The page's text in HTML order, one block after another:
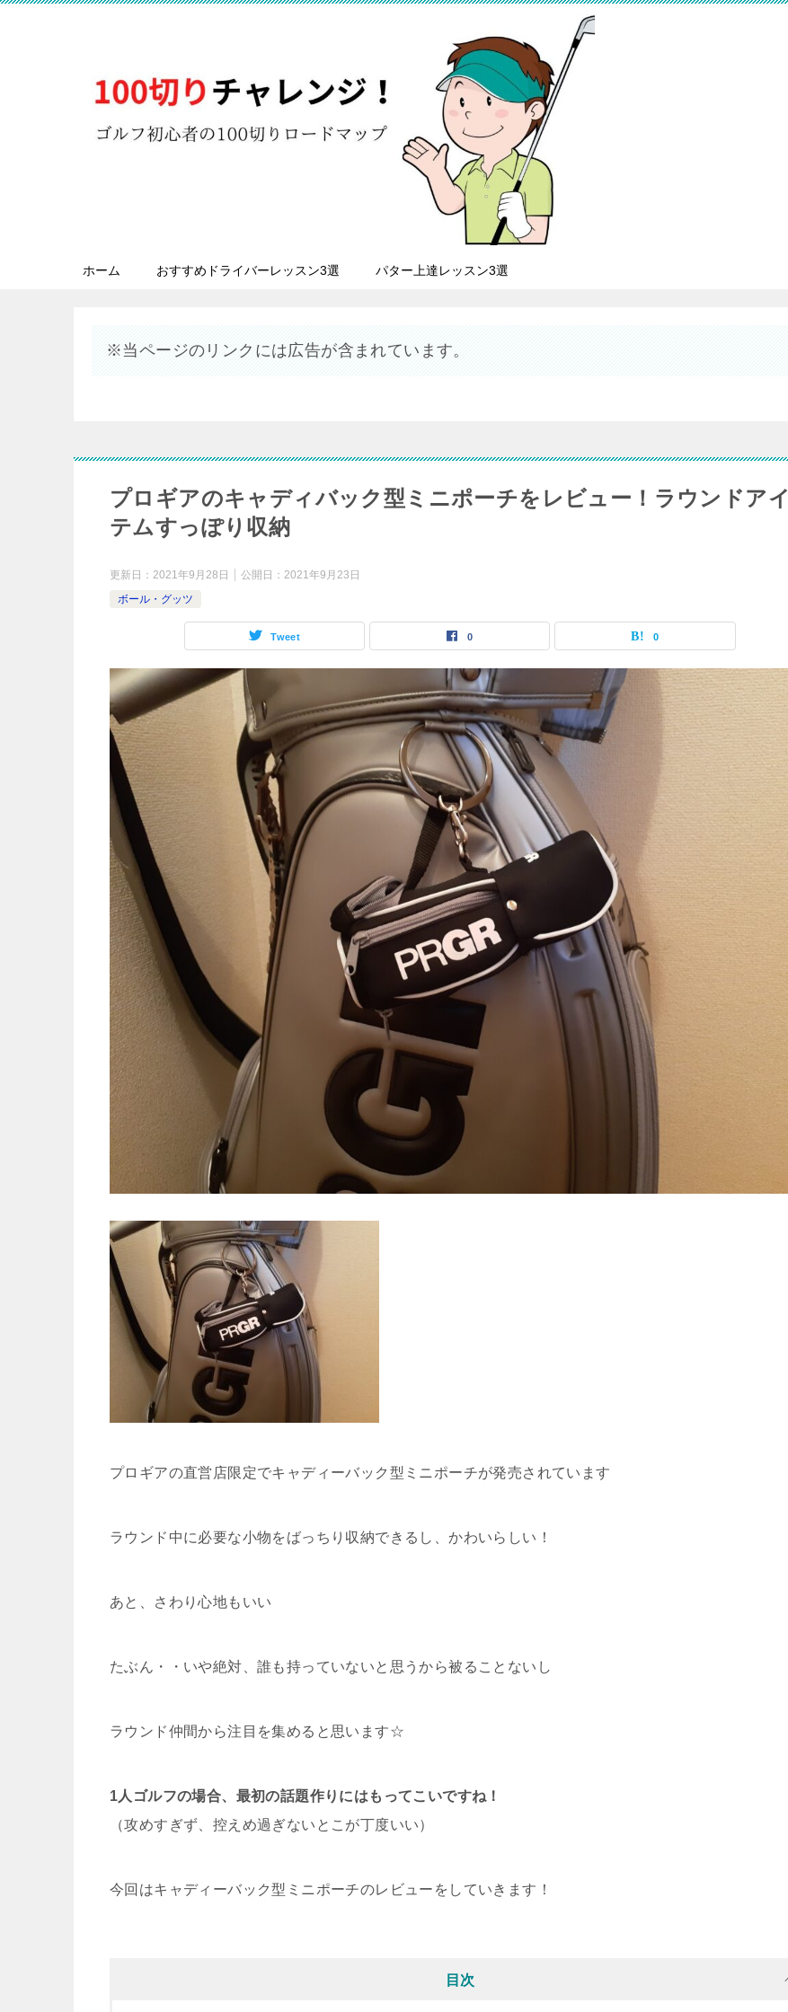
ホーム おすすめドライバーレッスン3選 パター上達レッスン3選
※当ページのリンクには広告が含まれています。
プロギアのキャディバック型ミニポーチをレビュー！ラウンドアイ
テムすっぽり収納
更新日： 2021年9月28日 公開日： 2021年9月23日
ボール・グッツ
Tweet 0 0
プロギアの直営店限定でキャディーバック型ミニポーチが発売されています
ラウンド中に必要な小物をばっちり収納できるし、かわいらしい！
あと、さわり心地もいい
たぶん・・いや絶対、誰も持っていないと思うから被ることないし
ラウンド仲間から注目を集めると思います☆
1人ゴルフの場合、最初の話題作りにはもってこいですね！
（攻めすぎず、控えめ過ぎないとこが丁度いい）
今回はキャディーバック型ミニポーチのレビューをしていきます！
目次